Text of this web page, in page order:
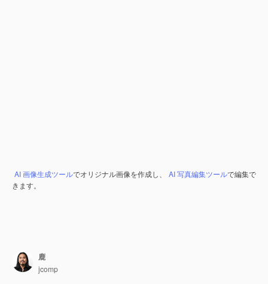
AI 画像生成ツールでオリジナル画像を作成し、 AI 写真編集ツールで編集で
きます。
鹿
jcomp